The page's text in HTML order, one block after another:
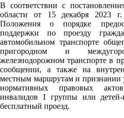
В соответствии с
области от 15 декабря 2023
Положения о порядке
поддержки по проезду
автомобильном транспорте
пригородном и
железнодорожном транспорте в
сообщении, а также на
местным маршрутам и признании
нормативных правовых
инвалидов I группы или
бесплатный проезд.